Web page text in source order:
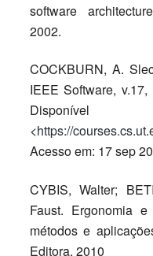
software
2002.
COCKBURN, A.
IEEE Software,
<https://
Acesso em: 17 sep
CYBIS, Walter;
Faust. Ergonomia e
métodos e
Editora, 2010